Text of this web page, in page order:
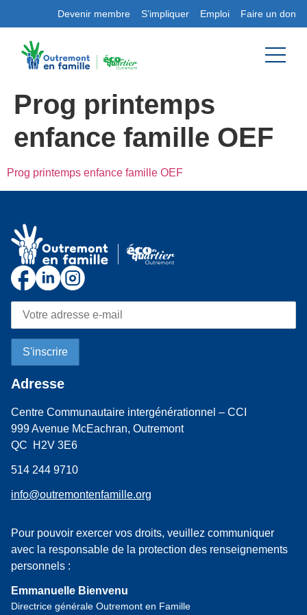
Devenir membre S’impliquer Emploi Faire un don
Prog printemps
enfance famille OEF
Prog printemps enfance famille OEF
Adresse
Centre Communautaire intergénérationnel – CCI
999 Avenue McEachran, Outremont
QC H2V 3E6
514 244 9710
info@outremontenfamille.org
Pour pouvoir exercer vos droits, veuillez communiquer
avec la responsable de la protection des renseignements
personnels :
Emmanuelle Bienvenu
Directrice générale Outremont en Famille